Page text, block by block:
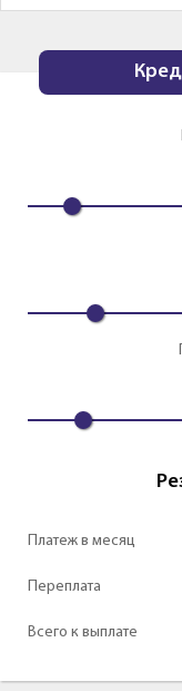
Платеж в месяц
Переплата
Всего к выплате